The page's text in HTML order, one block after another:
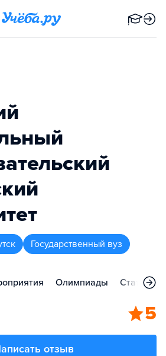
Государственный вуз
Олимпиады Статьи
5
отзыв